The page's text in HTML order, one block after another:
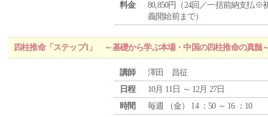
料金
80,850円（24回／一括前納支払※
義開始前まで）
四柱推命「ステップ1」 ～基礎から学ぶ本場・中国の四柱推命の真髄
講師
澤田 昌征
日程
10月 11日 ～ 12月 27日
時間
毎週 （金） 14 ：50 ～ 16 ：10